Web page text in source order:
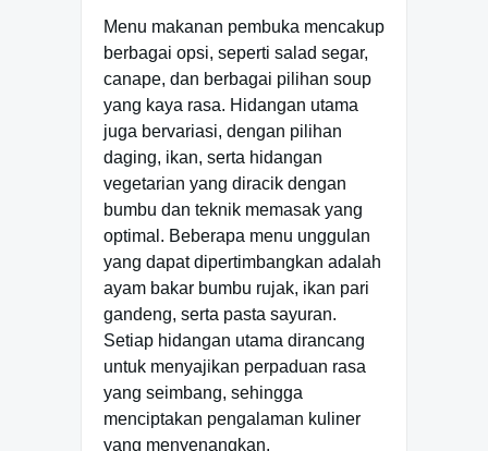
Menu makanan pembuka mencakup
berbagai opsi, seperti salad segar,
canape, dan berbagai pilihan soup
yang kaya rasa. Hidangan utama
juga bervariasi, dengan pilihan
daging, ikan, serta hidangan
vegetarian yang diracik dengan
bumbu dan teknik memasak yang
optimal. Beberapa menu unggulan
yang dapat dipertimbangkan adalah
ayam bakar bumbu rujak, ikan pari
gandeng, serta pasta sayuran.
Setiap hidangan utama dirancang
untuk menyajikan perpaduan rasa
yang seimbang, sehingga
menciptakan pengalaman kuliner
yang menyenangkan.